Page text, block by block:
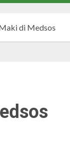
di Medsos